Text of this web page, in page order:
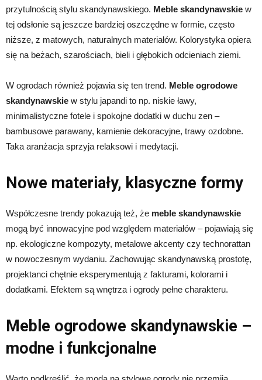
przytulnością stylu skandynawskiego. Meble skandynawskie w
tej odsłonie są jeszcze bardziej oszczędne w formie, często
niższe, z matowych, naturalnych materiałów. Kolorystyka opiera
się na beżach, szarościach, bieli i głębokich odcieniach ziemi.
W ogrodach również pojawia się ten trend. Meble ogrodowe
skandynawskie w stylu japandi to np. niskie ławy,
minimalistyczne fotele i spokojne dodatki w duchu zen –
bambusowe parawany, kamienie dekoracyjne, trawy ozdobne.
Taka aranżacja sprzyja relaksowi i medytacji.
Nowe materiały, klasyczne formy
Współczesne trendy pokazują też, że meble skandynawskie
mogą być innowacyjne pod względem materiałów – pojawiają się
np. ekologiczne kompozyty, metalowe akcenty czy technorattan
w nowoczesnym wydaniu. Zachowując skandynawską prostotę,
projektanci chętnie eksperymentują z fakturami, kolorami i
dodatkami. Efektem są wnętrza i ogrody pełne charakteru.
Meble ogrodowe skandynawskie –
modne i funkcjonalne